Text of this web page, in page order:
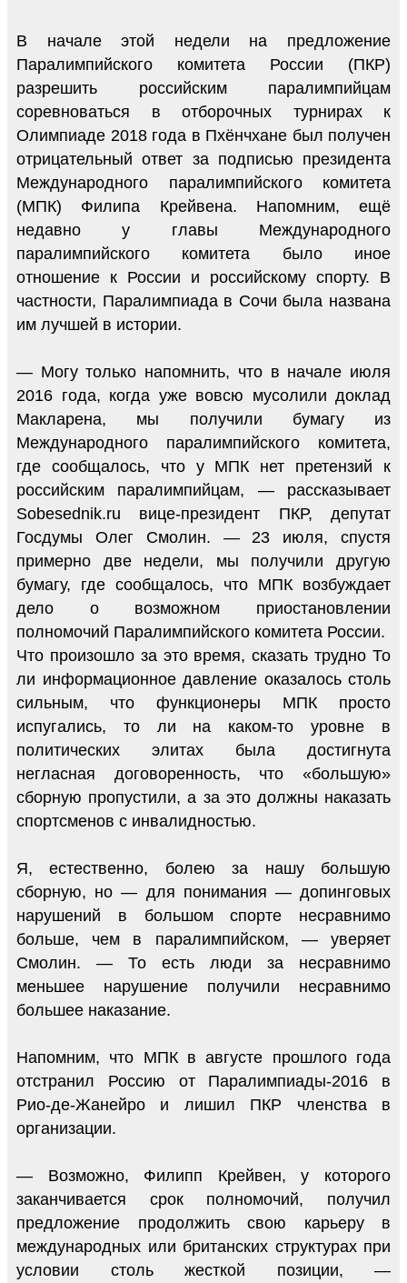
В начале этой недели на предложение
Паралимпийского комитета России (ПКР)
разрешить российским паралимпийцам
соревноваться в отборочных турнирах к
Олимпиаде 2018 года в Пхёнчхане был получен
отрицательный ответ за подписью президента
Международного паралимпийского комитета
(МПК) Филипа Крейвена. Напомним, ещё
недавно у главы Международного
паралимпийского комитета было иное
отношение к России и российскому спорту. В
частности, Паралимпиада в Сочи была названа
им лучшей в истории.
— Могу только напомнить, что в начале июля
2016 года, когда уже вовсю мусолили доклад
Макларена, мы получили бумагу из
Международного паралимпийского комитета,
где сообщалось, что у МПК нет претензий к
российским паралимпийцам, — рассказывает
Sobesednik.ru вице-президент ПКР, депутат
Госдумы Олег Смолин. — 23 июля, спустя
примерно две недели, мы получили другую
бумагу, где сообщалось, что МПК возбуждает
дело о возможном приостановлении
полномочий Паралимпийского комитета России.
Что произошло за это время, сказать трудно То
ли информационное давление оказалось столь
сильным, что функционеры МПК просто
испугались, то ли на каком-то уровне в
политических элитах была достигнута
негласная договоренность, что «большую»
сборную пропустили, а за это должны наказать
спортсменов с инвалидностью.
Я, естественно, болею за нашу большую
сборную, но — для понимания — допинговых
нарушений в большом спорте несравнимо
больше, чем в паралимпийском, — уверяет
Смолин. — То есть люди за несравнимо
меньшее нарушение получили несравнимо
большее наказание.
Напомним, что МПК в августе прошлого года
отстранил Россию от Паралимпиады-2016 в
Рио-де-Жанейро и лишил ПКР членства в
организации.
— Возможно, Филипп Крейвен, у которого
заканчивается срок полномочий, получил
предложение продолжить свою карьеру в
международных или британских структурах при
условии столь жесткой позиции, —